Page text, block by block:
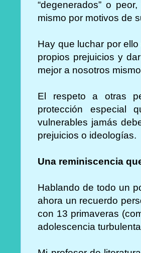
“degenerados” o
mismo por motivos de
Hay que luchar por
propios prejuicios y
mejor a nosotros
El respeto a otras
protección especial
vulnerables jamás
prejuicios o ideologías.
Una reminiscencia
Hablando de todo un
ahora un recuerdo
con 13 primaveras
adolescencia